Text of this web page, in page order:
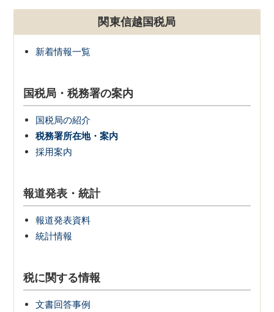
関東信越国税局
新着情報一覧
国税局・税務署の案内
国税局の紹介
税務署所在地・案内
採用案内
報道発表・統計
報道発表資料
統計情報
税に関する情報
文書回答事例